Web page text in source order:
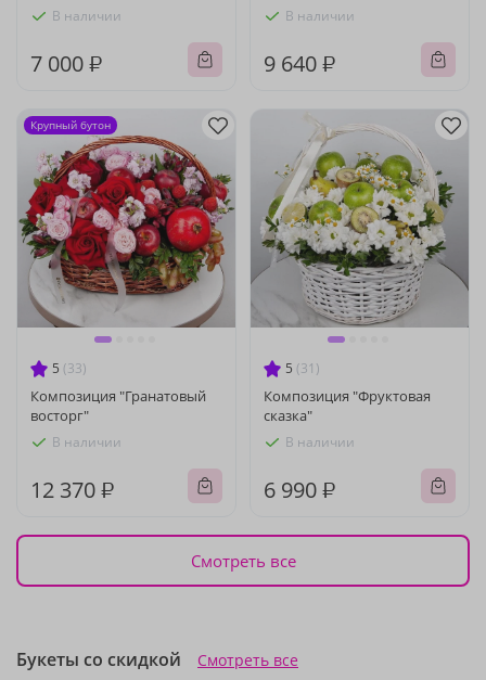
В наличии
7 000 ₽
В наличии
9 640 ₽
5 (33)
Композиция "Гранатовый
восторг"
В наличии
12 370 ₽
Крупный бутон
5 (31)
Композиция "Фруктовая
сказка"
В наличии
6 990 ₽
Смотреть все
Букеты со скидкой Смотреть все